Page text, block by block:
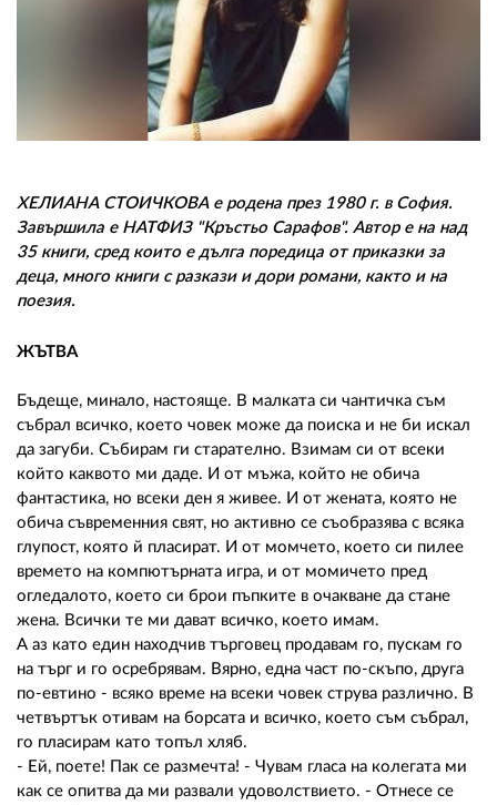
ХЕЛИАНА СТОИЧКОВА е родена през 1980 г. в София.
Завършила е НАТФИЗ "Кръстьо Сарафов". Автор е на над
35 книги, сред които е дълга поредица от приказки за
деца, много книги с разкази и дори романи, както и на
поезия.
ЖЪТВА
Бъдеще, минало, настояще. В малката си чантичка съм
събрал всичко, което човек може да поиска и не би искал
да загуби. Събирам ги старателно. Взимам си от всеки
който каквото ми даде. И от мъжа, който не обича
фантастика, но всеки ден я живее. И от жената, която не
обича съвременния свят, но активно се съобразява с всяка
глупост, която й пласират. И от момчето, което си пилее
времето на компютърната игра, и от момичето пред
огледалото, което си брои пъпките в очакване да стане
жена. Всички те ми дават всичко, което имам.
А аз като един находчив търговец продавам го, пускам го
на търг и го осребрявам. Вярно, една част по-скъпо, друга
по-евтино - всяко време на всеки човек струва различно. В
четвъртък отивам на борсата и всичко, което съм събрал,
го пласирам като топъл хляб.
- Ей, поете! Пак се размечта! - Чувам гласа на колегата ми
как се опитва да ми развали удоволствието. - Отнесе се
УСЛОВИЯ ЗА ПОЛЗВАНЕ
ПОЛИТИКА ЗА БИСКВИТКИТЕ
ПОЛИТИКАТА ЗА
ПОВЕРИТЕЛНОСТ
02 975 20 35